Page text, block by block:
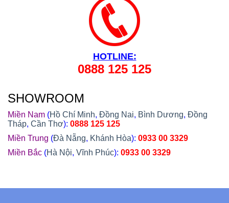
HOTLINE:
0888 125 125
SHOWROOM
Miền Nam (Hồ Chí Minh, Đồng Nai, Bình Dương, Đồng
Tháp, Cần Thơ): 0888 125 125
Miền Trung (Đà Nẵng, Khánh Hòa): 0933 00 3329
Miền Bắc (Hà Nội, Vĩnh Phúc): 0933 00 3329